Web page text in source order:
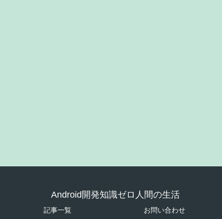
Android開発知識ゼロ人間の生活
記事一覧 お問い合わせ